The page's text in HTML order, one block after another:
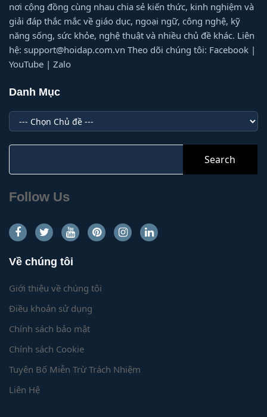
nơi cộng đồng cùng nhau chia sẻ kiến thức, kinh nghiệm và
giải đáp thắc mắc về giáo dục, ngoại ngữ, công nghệ, kỹ
năng sống, sức khỏe, nghệ thuật và nhiều chủ đề khác. Liên
hệ: support@hoidap.com.vn Theo dõi chúng tôi: Facebook |
YouTube | Zalo
Danh Mục
Danh
Mục
Follow Us
Về chúng tôi
Giới thiệu về chúng tôi
Điều khoản sử dụng
Chính sách bảo mật
Chính sách Cookie
Tuyên Bố Miễn Trừ Trách Nhiệm
Liên Hệ